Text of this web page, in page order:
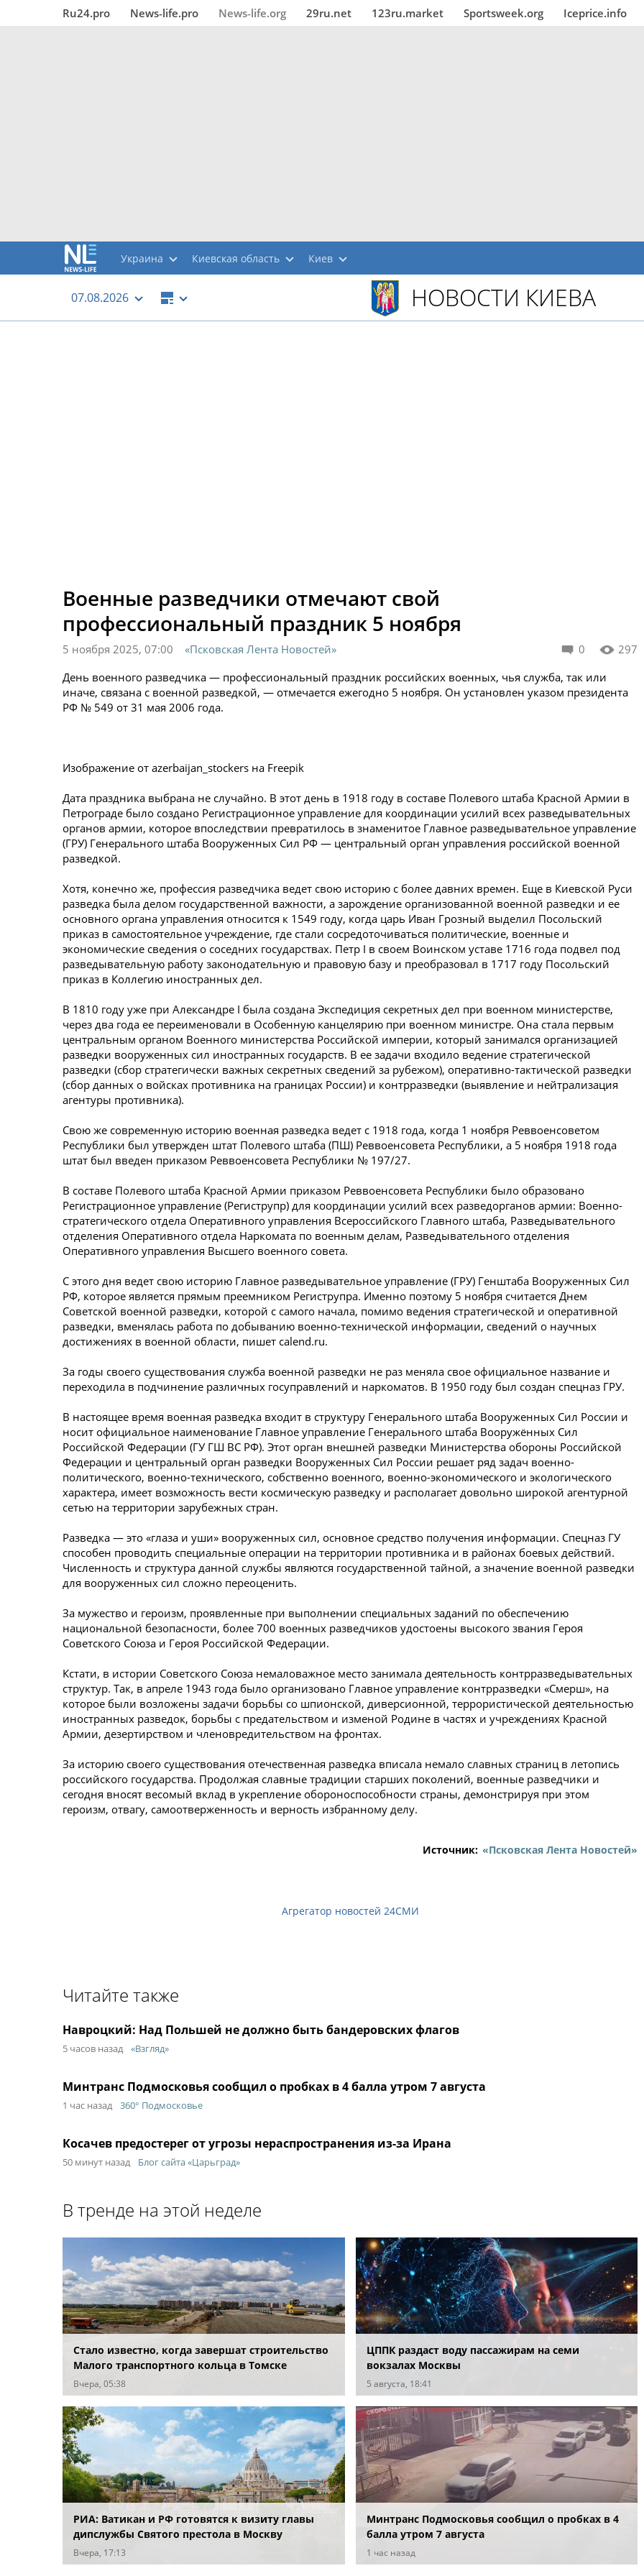
Ru24.pro News‑life.pro News‑life.org 29ru.net 123ru.market Sportsweek.org Iceprice.info
Украина Киевская область Киев
07.08.2026 НОВОСТИ КИЕВА
Военные разведчики отмечают свой
профессиональный праздник 5 ноября
0 297
5 ноября 2025, 07:00
«Псковская Лента Новостей»
День военного разведчика — профессиональный праздник российских военных, чья служба, так или
иначе, связана с военной разведкой, — отмечается ежегодно 5 ноября. Он установлен указом президента
РФ № 549 от 31 мая 2006 года.
Изображение от azerbaijan_stockers на Freepik
Дата праздника выбрана не случайно. В этот день в 1918 году в составе Полевого штаба Красной Армии в
Петрограде было создано Регистрационное управление для координации усилий всех разведывательных
органов армии, которое впоследствии превратилось в знаменитое Главное разведывательное управление
(ГРУ) Генерального штаба Вооруженных Сил РФ — центральный орган управления российской военной
разведкой.
Хотя, конечно же, профессия разведчика ведет свою историю с более давних времен. Еще в Киевской Руси
разведка была делом государственной важности, а зарождение организованной военной разведки и ее
основного органа управления относится к 1549 году, когда царь Иван Грозный выделил Посольский
приказ в самостоятельное учреждение, где стали сосредоточиваться политические, военные и
экономические сведения о соседних государствах. Петр I в своем Воинском уставе 1716 года подвел под
разведывательную работу законодательную и правовую базу и преобразовал в 1717 году Посольский
приказ в Коллегию иностранных дел.
В 1810 году уже при Александре I была создана Экспедиция секретных дел при военном министерстве,
через два года ее переименовали в Особенную канцелярию при военном министре. Она стала первым
центральным органом Военного министерства Российской империи, который занимался организацией
разведки вооруженных сил иностранных государств. В ее задачи входило ведение стратегической
разведки (сбор стратегически важных секретных сведений за рубежом), оперативно-тактической разведки
(сбор данных о войсках противника на границах России) и контрразведки (выявление и нейтрализация
агентуры противника).
Свою же современную историю военная разведка ведет с 1918 года, когда 1 ноября Реввоенсоветом
Республики был утвержден штат Полевого штаба (ПШ) Реввоенсовета Республики, а 5 ноября 1918 года
штат был введен приказом Реввоенсовета Республики № 197/27.
В составе Полевого штаба Красной Армии приказом Реввоенсовета Республики было образовано
Регистрационное управление (Региструпр) для координации усилий всех разведорганов армии: Военно-
стратегического отдела Оперативного управления Всероссийского Главного штаба, Разведывательного
отделения Оперативного отдела Наркомата по военным делам, Разведывательного отделения
Оперативного управления Высшего военного совета.
С этого дня ведет свою историю Главное разведывательное управление (ГРУ) Генштаба Вооруженных Сил
РФ, которое является прямым преемником Региструпра. Именно поэтому 5 ноября считается Днем
Советской военной разведки, которой с самого начала, помимо ведения стратегической и оперативной
разведки, вменялась работа по добыванию военно-технической информации, сведений о научных
достижениях в военной области, пишет calend.ru.
За годы своего существования служба военной разведки не раз меняла свое официальное название и
переходила в подчинение различных госуправлений и наркоматов. В 1950 году был создан спецназ ГРУ.
В настоящее время военная разведка входит в структуру Генерального штаба Вооруженных Сил России и
носит официальное наименование Главное управление Генерального штаба Вооружённых Сил
Российской Федерации (ГУ ГШ ВС РФ). Этот орган внешней разведки Министерства обороны Российской
Федерации и центральный орган разведки Вооруженных Сил России решает ряд задач военно-
политического, военно-технического, собственно военного, военно-экономического и экологического
характера, имеет возможность вести космическую разведку и располагает довольно широкой агентурной
сетью на территории зарубежных стран.
Разведка — это «глаза и уши» вооруженных сил, основное средство получения информации. Спецназ ГУ
способен проводить специальные операции на территории противника и в районах боевых действий.
Численность и структура данной службы являются государственной тайной, а значение военной разведки
для вооруженных сил сложно переоценить.
За мужество и героизм, проявленные при выполнении специальных заданий по обеспечению
национальной безопасности, более 700 военных разведчиков удостоены высокого звания Героя
Советского Союза и Героя Российской Федерации.
Кстати, в истории Советского Союза немаловажное место занимала деятельность контрразведывательных
структур. Так, в апреле 1943 года было организовано Главное управление контрразведки «Смерш», на
которое были возложены задачи борьбы со шпионской, диверсионной, террористической деятельностью
иностранных разведок, борьбы с предательством и изменой Родине в частях и учреждениях Красной
Армии, дезертирством и членовредительством на фронтах.
За историю своего существования отечественная разведка вписала немало славных страниц в летопись
российского государства. Продолжая славные традиции старших поколений, военные разведчики и
сегодня вносят весомый вклад в укрепление обороно­способности страны, демонстрируя при этом
героизм, отва­гу, самоотверженность и верность избранному делу.
Источник: «Псковская Лента Новостей»
Агрегатор новостей 24СМИ
Читайте также
Навроцкий: Над Польшей не должно быть бандеровских флагов
5 часов назад «Взгляд»
Минтранс Подмосковья сообщил о пробках в 4 балла утром 7 августа
1 час назад 360° Подмосковье
Косачев предостерег от угрозы нераспространения из-за Ирана
50 минут назад Блог сайта «Царьград»
В тренде на этой неделе
Стало известно, когда завершат строительство
Малого транспортного кольца в Томске
Вчера, 05:38
ЦППК раздаст воду пассажирам на семи
вокзалах Москвы
5 августа, 18:41
РИА: Ватикан и РФ готовятся к визиту главы
дипслужбы Святого престола в Москву
Вчера, 17:13
Минтранс Подмосковья сообщил о пробках в 4
балла утром 7 августа
1 час назад